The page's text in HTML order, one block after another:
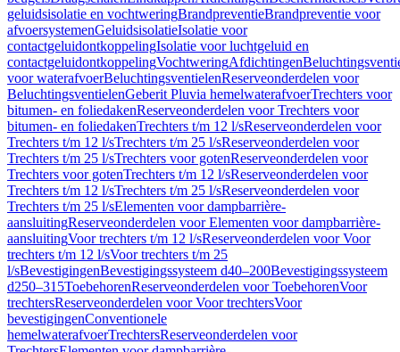
geluidsisolatie en vochtweringBrandpreventieBrandpreventie voor
afvoersystemenGeluidsisolatieIsolatie voor
contactgeluidontkoppelingIsolatie voor luchtgeluid en
contactgeluidontkoppelingVochtweringAfdichtingen
voor waterafvoerBeluchtingsventielenReserveonderdelen voor
BeluchtingsventielenGeberit Pluvia hemelwaterafvoerTrechters voor
bitumen- en foliedakenReserveonderdelen voor Trechters voor
bitumen- en foliedakenTrechters t/m 12 l/sReserveonderdelen voor
Trechters t/m 12 l/sTrechters t/m 25 l/sReserveonderdelen voor
Trechters t/m 25 l/sTrechters voor gotenReserveonderdelen voor
Trechters voor gotenTrechters t/m 12 l/sReserveonderdelen voor
Trechters t/m 12 l/sTrechters t/m 25 l/sReserveonderdelen voor
Trechters t/m 25 l/sElementen voor dampbarrière-
aansluitingReserveonderdelen voor Elementen voor dampbarrière-
aansluitingVoor trechters t/m 12 l/sReserveonderdelen voor Voor
trechters t/m 12 l/sVoor trechters t/m 25
l/sBevestigingenBevestigingssysteem d40–200Bevestigingssysteem
d250–315ToebehorenReserveonderdelen voor ToebehorenVoor
trechtersReserveonderdelen voor Voor trechtersVoor
bevestigingenConventionele
hemelwaterafvoerTrechtersReserveonderdelen voor